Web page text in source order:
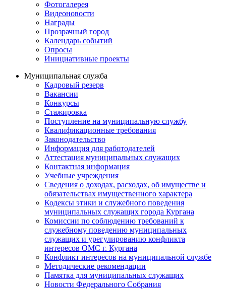
Фотогалерея
Видеоновости
Награды
Прозрачный город
Календарь событий
Опросы
Инициативные проекты
Муниципальная служба
Кадровый резерв
Вакансии
Конкурсы
Стажировка
Поступление на муниципальную службу
Квалификационные требования
Законодательство
Информация для работодателей
Аттестация муниципальных служащих
Контактная информация
Учебные учреждения
Сведения о доходах, расходах, об имуществе и
обязательствах имущественного характера
Кодексы этики и служебного поведения
муниципальных служащих города Кургана
Комиссии по соблюдению требований к
служебному поведению муниципальных
служащих и урегулированию конфликта
интересов ОМС г. Кургана
Конфликт интересов на муниципальной службе
Методические рекомендации
Памятка для муниципальных служащих
Новости Федерального Cобрания